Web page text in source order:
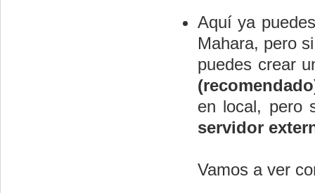
Aquí ya
Mahara, pero
puedes crear
en local, pero
servidor
Vamos a ver